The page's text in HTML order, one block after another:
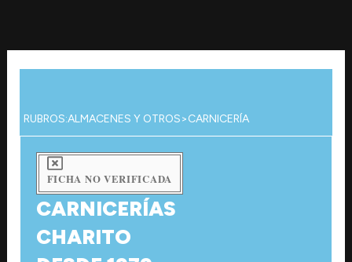
contenido
RUBROS:ALMACENES Y OTROS>CARNICERÍA
FICHA NO VERIFICADA
CARNICERÍAS
CHARITO